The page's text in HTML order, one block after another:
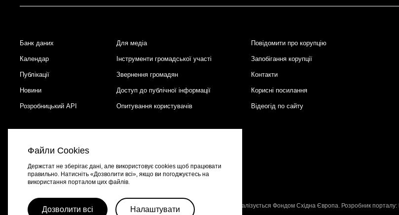
Footer
Банк даних Для медіа Повідомити про корупцію
Календар Інструменти громадської участі Запобігання корупції
Публікації Звернення громадян Контакти
Новини Доступ до публічної інформації Корисні посилання
Розробницький API Опитування користувачів Відеогід по сайту
Портал створено за підтримки швейцарсько-української програми , що реалізується Фондом Східна Європа. Розробник порталу:
Файли Cookies
Держстат не зберігає дані, але використовує cookies щоб працювати
правильно. Натисніть «Дозволити всі», якщо ви погоджуєтесь на
використання порталом цих файлів.
Дозволити всі Налаштувати